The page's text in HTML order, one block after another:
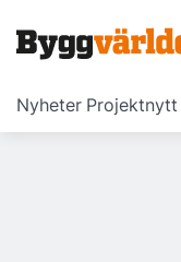
Nyheter Projektnytt